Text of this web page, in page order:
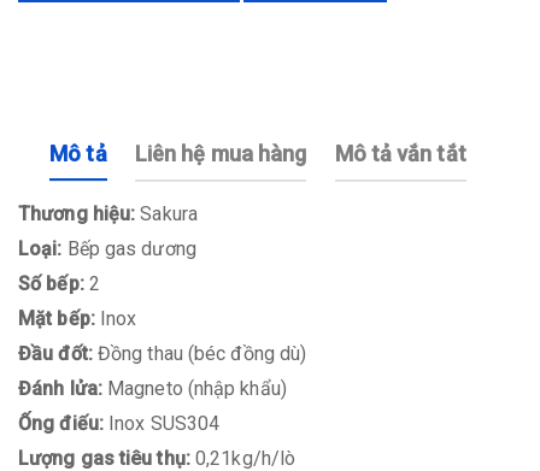
Mô tả Liên hệ mua hàng Mô tả vắn tắt
Thương hiệu: Sakura
Loại: Bếp gas dương
Số bếp:2
Mặt bếp: Inox
Đầu đốt:Đồng thau (béc đồng dù)
Đánh lửa: Magneto (nhập khẩu)
Ống điếu:Inox SUS304
Lượng gas tiêu thụ:0,21kg/h/lò